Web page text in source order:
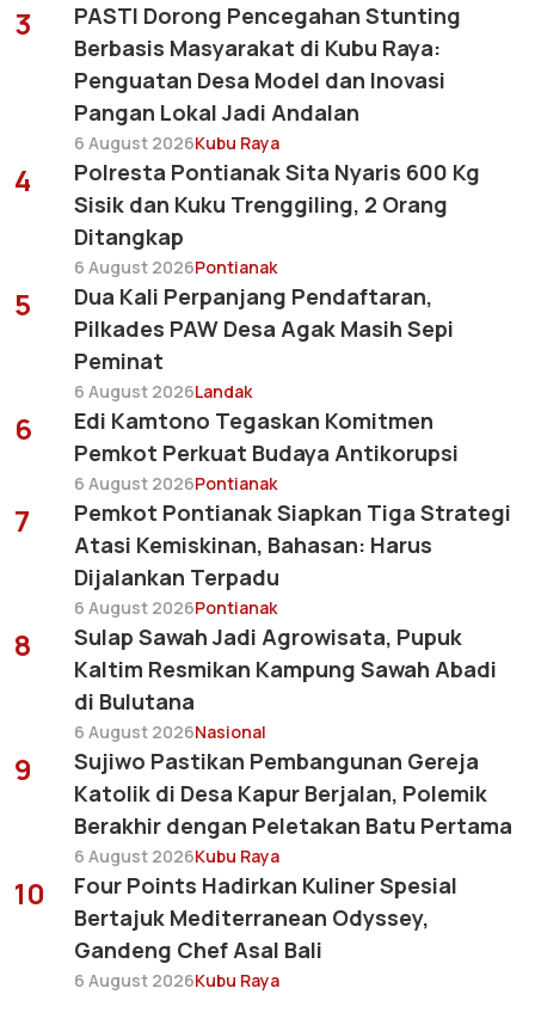
3
PASTI Dorong Pencegahan Stunting
Berbasis Masyarakat di Kubu Raya:
Penguatan Desa Model dan Inovasi
Pangan Lokal Jadi Andalan
6 August 2026Kubu Raya
4
Polresta Pontianak Sita Nyaris 600 Kg
Sisik dan Kuku Trenggiling, 2 Orang
Ditangkap
6 August 2026Pontianak
5
Dua Kali Perpanjang Pendaftaran,
Pilkades PAW Desa Agak Masih Sepi
Peminat
6 August 2026Landak
6
Edi Kamtono Tegaskan Komitmen
Pemkot Perkuat Budaya Antikorupsi
6 August 2026Pontianak
7
Pemkot Pontianak Siapkan Tiga Strategi
Atasi Kemiskinan, Bahasan: Harus
Dijalankan Terpadu
6 August 2026Pontianak
8
Sulap Sawah Jadi Agrowisata, Pupuk
Kaltim Resmikan Kampung Sawah Abadi
di Bulutana
6 August 2026Nasional
9
Sujiwo Pastikan Pembangunan Gereja
Katolik di Desa Kapur Berjalan, Polemik
Berakhir dengan Peletakan Batu Pertama
6 August 2026Kubu Raya
10
Four Points Hadirkan Kuliner Spesial
Bertajuk Mediterranean Odyssey,
Gandeng Chef Asal Bali
6 August 2026Kubu Raya